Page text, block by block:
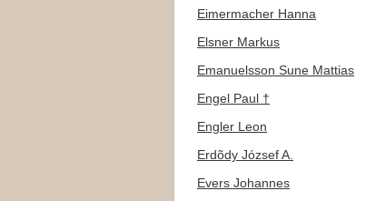
Eimermacher Hanna
Elsner Markus
Emanuelsson Sune Mattias
Engel Paul †
Engler Leon
Erdõdy József A.
Evers Johannes